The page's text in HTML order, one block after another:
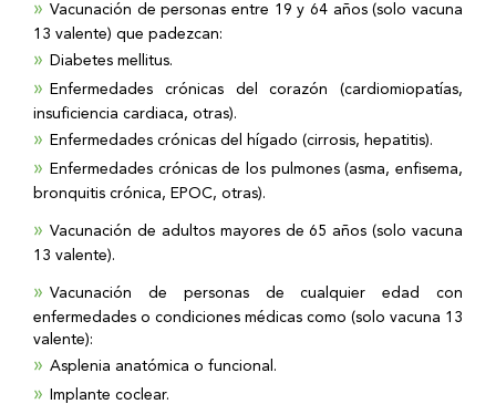
Vacunación de personas entre 19 y 64 años (solo vacuna
13 valente) que padezcan:
Diabetes mellitus.
Enfermedades crónicas del corazón (cardiomiopatías,
insuficiencia cardiaca, otras).
Enfermedades crónicas del hígado (cirrosis, hepatitis).
Enfermedades crónicas de los pulmones (asma, enfisema,
bronquitis crónica, EPOC, otras).
Vacunación de adultos mayores de 65 años (solo vacuna
13 valente).
Vacunación de personas de cualquier edad con
enfermedades o condiciones médicas como (solo vacuna 13
valente):
Asplenia anatómica o funcional.
Implante coclear.